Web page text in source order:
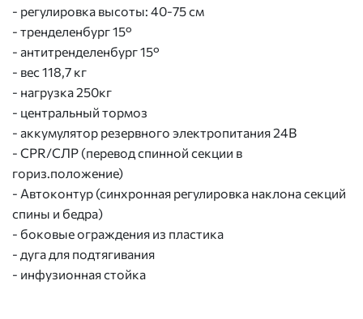
- регулировка высоты: 40-75 см
- тренделенбург 15°
- антитренделенбург 15°
- вес 118,7 кг
- нагрузка 250кг
- центральный тормоз
- аккумулятор резервного электропитания 24В
- CPR/СЛР (перевод спинной секции в
гориз.положение)
- Автоконтур (синхронная регулировка наклона секций
спины и бедра)
- боковые ограждения из пластика
- дуга для подтягивания
- инфузионная стойка